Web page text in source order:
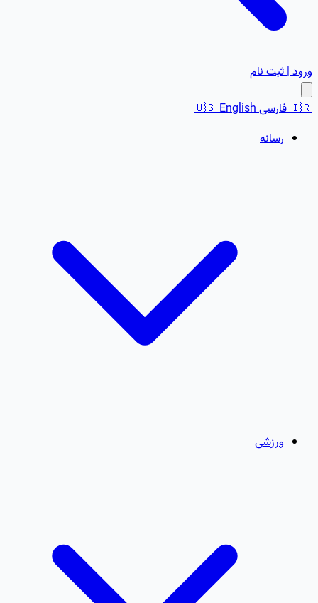
ورود | ثبت نام
🇮🇷فارسی 🇺🇸English
رسانه
ورزشی